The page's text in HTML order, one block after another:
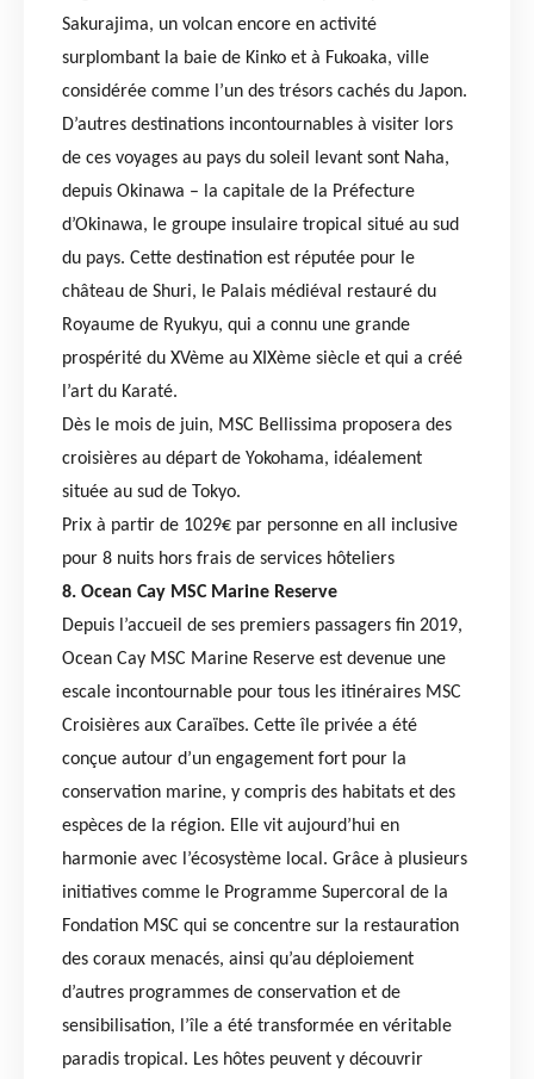
Sakurajima, un volcan encore en activité
surplombant la baie de Kinko et à Fukoaka, ville
considérée comme l’un des trésors cachés du Japon.
D’autres destinations incontournables à visiter lors
de ces voyages au pays du soleil levant sont Naha,
depuis Okinawa – la capitale de la Préfecture
d’Okinawa, le groupe insulaire tropical situé au sud
du pays. Cette destination est réputée pour le
château de Shuri, le Palais médiéval restauré du
Royaume de Ryukyu, qui a connu une grande
prospérité du XVème au XIXème siècle et qui a créé
l’art du Karaté.
Dès le mois de juin, MSC Bellissima proposera des
croisières au départ de Yokohama, idéalement
située au sud de Tokyo.
Prix à partir de 1029€ par personne en all inclusive
pour 8 nuits hors frais de services hôteliers
8. Ocean Cay MSC Marine Reserve
Depuis l’accueil de ses premiers passagers fin 2019,
Ocean Cay MSC Marine Reserve est devenue une
escale incontournable pour tous les itinéraires MSC
Croisières aux Caraïbes. Cette île privée a été
conçue autour d’un engagement fort pour la
conservation marine, y compris des habitats et des
espèces de la région. Elle vit aujourd’hui en
harmonie avec l’écosystème local. Grâce à plusieurs
initiatives comme le Programme Supercoral de la
Fondation MSC qui se concentre sur la restauration
des coraux menacés, ainsi qu’au déploiement
d’autres programmes de conservation et de
sensibilisation, l’île a été transformée en véritable
paradis tropical. Les hôtes peuvent y découvrir